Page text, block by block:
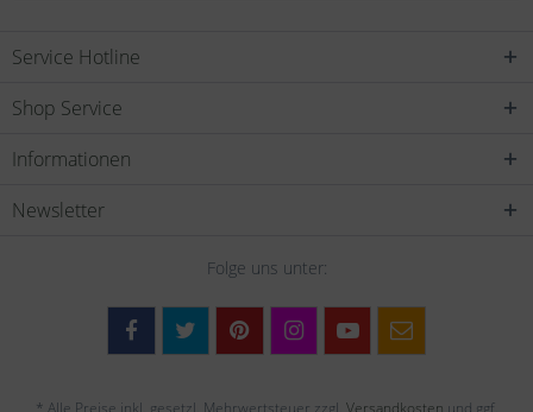
Service Hotline
Shop Service
Informationen
Newsletter
Folge uns unter:
* Alle Preise inkl. gesetzl. Mehrwertsteuer zzgl. Versandkosten und ggf.